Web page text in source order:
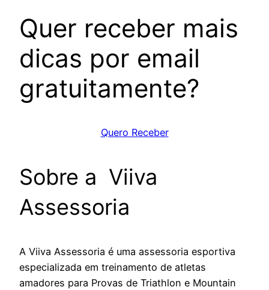
Quer receber mais
dicas por email
gratuitamente?
Quero Receber
Sobre a Viiva
Assessoria
A Viiva Assessoria é uma assessoria esportiva
especializada em treinamento de atletas
amadores para Provas de Triathlon e Mountain